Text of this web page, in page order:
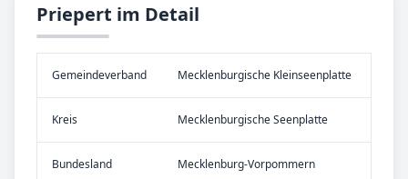
Priepert im Detail
Gemeinde­verband Mecklenburgische Kleinseenplatte
Kreis Mecklenburgische Seenplatte
Bundes­land Mecklenburg-Vorpommern